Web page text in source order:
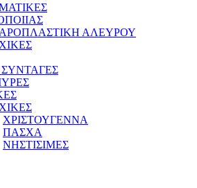
ΑΛΕΥΡΟΥ
ΧΡΙΣΤΟΥΓΕΝΝΑ
ΠΑΣΧΑ
ΝΗΣΤΙΣΙΜΕΣ